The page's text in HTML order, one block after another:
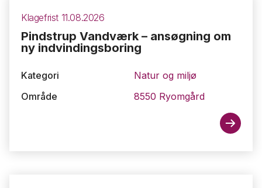
Klagefrist 11.08.2026
Pindstrup Vandværk – ansøgning om
ny indvindingsboring
Kategori
Natur og miljø
Område
8550 Ryomgård